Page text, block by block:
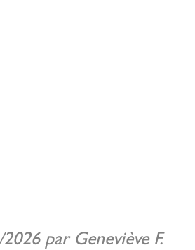
par Geneviève F.